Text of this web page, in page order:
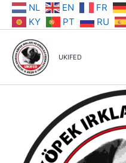
İçeriğe NL EN FR
KY
PT RU
UKIFED